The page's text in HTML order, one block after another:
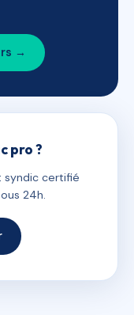
→
pro ?
syndic certifié
24h.